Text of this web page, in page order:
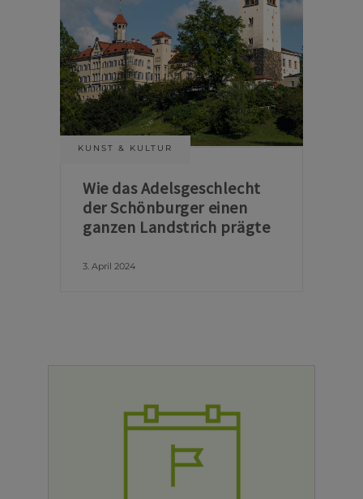
KUNST & KULTUR
Wie das Adelsgeschlecht
der Schönburger einen
ganzen Landstrich prägte
3. April 2024